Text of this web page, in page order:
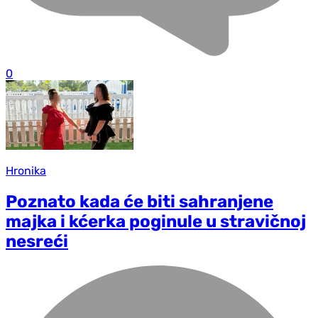
0
Hronika
Poznato kada će biti sahranjene
majka i kćerka poginule u stravičnoj
nesreći